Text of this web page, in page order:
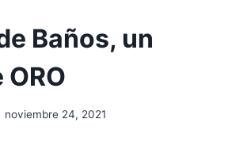
Baños, un
noviembre 24, 2021